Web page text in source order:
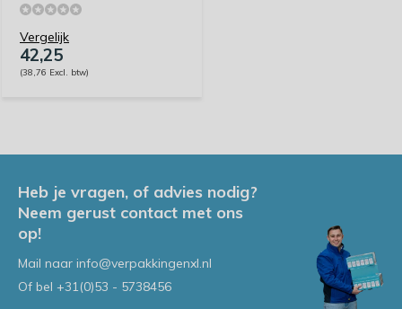
Vergelijk
42,25
(38,76 Excl. btw)
Heb je vragen, of advies nodig?
Neem gerust contact met ons
op!
Mail naar info@verpakkingenxl.nl
Of bel +31(0)53 - 5738456